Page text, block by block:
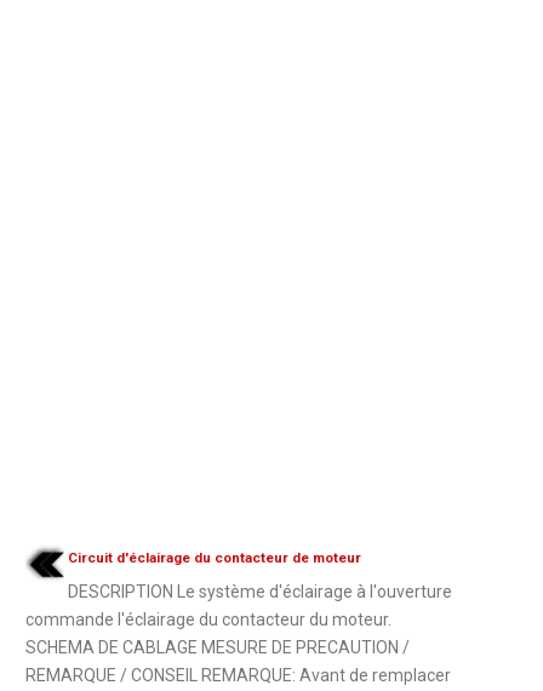
Circuit d'éclairage du contacteur de moteur
DESCRIPTION Le système d'éclairage à l'ouverture
commande l'éclairage du contacteur du moteur.
SCHEMA DE CABLAGE MESURE DE PRECAUTION /
REMARQUE / CONSEIL REMARQUE: Avant de remplacer